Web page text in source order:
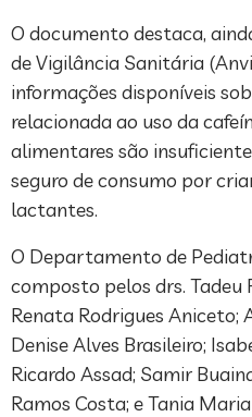
O documento destaca,
de Vigilância Sanitária
informações disponíveis
relacionada ao uso da
alimentares são
seguro de consumo por
lactantes.
O Departamento de
composto pelos drs. Tadeu
Renata Rodrigues Aniceto;
Denise Alves Brasileiro;
Ricardo Assad; Samir
Ramos Costa; e Tania